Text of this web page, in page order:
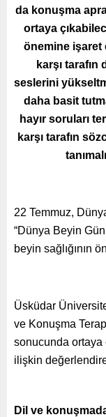
da konuşma
ortaya
önemine işaret
karşı
seslerini
daha basit
hayır soruları
karşı tarafın
22 Temmuz,
“Dünya Beyin
beyin sağlığının
Üsküdar
ve Konuşma
sonucunda ortaya
ilişkin
Dil ve